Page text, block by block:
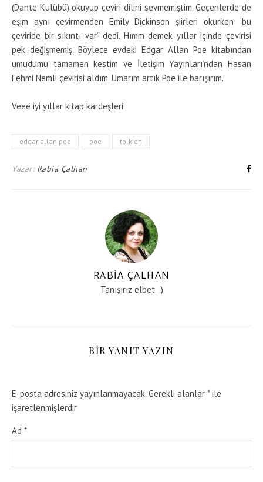
(Dante Kulübü) okuyup çeviri dilini sevmemiştim. Geçenlerde de
eşim aynı çevirmenden Emily Dickinson şiirleri okurken “bu
çeviride bir sıkıntı var” dedi. Hımm demek yıllar içinde çevirisi
pek değişmemiş. Böylece evdeki Edgar Allan Poe kitabından
umudumu tamamen kestim ve İletişim Yayınları’ndan Hasan
Fehmi Nemli çevirisi aldım. Umarım artık Poe ile barışırım.
Veee iyi yıllar kitap kardeşleri.
edgar allan poe poe tolkien
Yazar: Rabia Çalhan
RABIA ÇALHAN
Tanışırız elbet. :)
BIR YANIT YAZIN
E-posta adresiniz yayınlanmayacak. Gerekli alanlar *ile
işaretlenmişlerdir
Ad *